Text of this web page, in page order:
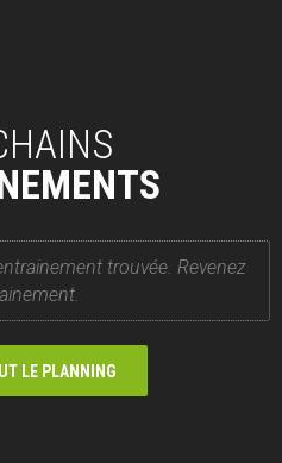
trouvée. Revenez
LE PLANNING